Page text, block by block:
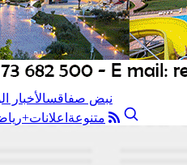
نبض صفاقسالأخبار
متنوعة اعلانات+